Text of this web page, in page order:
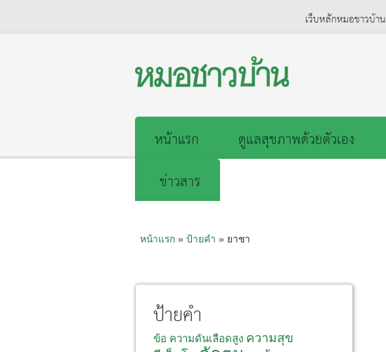
เว็บหลักหมอชาวบ้าน
หน้าแรก ดูแลสุขภาพด้วยตัวเอง
ข่าวสาร
หน้าแรก» ป้ายคำ » ยาชา
ป้ายคำ
ข้อ ความดันเลือดสูง ความสุข